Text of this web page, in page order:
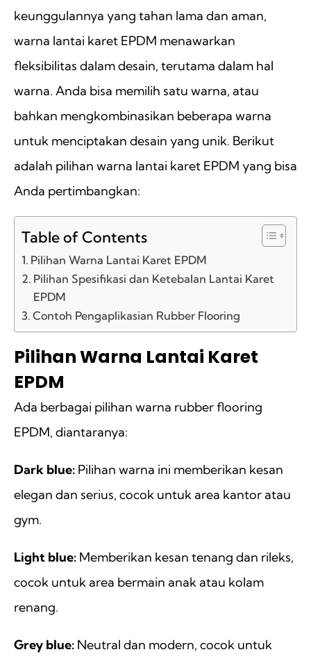
keunggulannya yang tahan lama dan aman,
warna lantai karet EPDM menawarkan
fleksibilitas dalam desain, terutama dalam hal
warna. Anda bisa memilih satu warna, atau
bahkan mengkombinasikan beberapa warna
untuk menciptakan desain yang unik. Berikut
adalah pilihan warna lantai karet EPDM yang bisa
Anda pertimbangkan:
Table of Contents
Pilihan Warna Lantai Karet EPDM
Pilihan Spesifikasi dan Ketebalan Lantai Karet
EPDM
Contoh Pengaplikasian Rubber Flooring
Pilihan Warna Lantai Karet
EPDM
Ada berbagai pilihan warna rubber flooring
EPDM, diantaranya:
Dark blue: Pilihan warna ini memberikan kesan
elegan dan serius, cocok untuk area kantor atau
gym.
Light blue: Memberikan kesan tenang dan rileks,
cocok untuk area bermain anak atau kolam
renang.
Grey blue: Neutral dan modern, cocok untuk